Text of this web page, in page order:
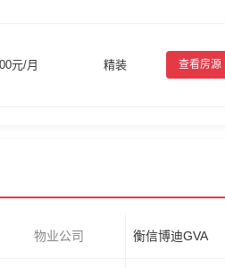
元/月 精装 查看房源
物业公司 衡信博迪GVA